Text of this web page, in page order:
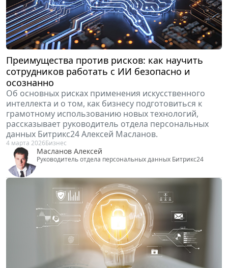
Преимущества против рисков: как научить
сотрудников работать с ИИ безопасно и
осознанно
Об основных рисках применения искусственного
интеллекта и о том, как бизнесу подготовиться к
грамотному использованию новых технологий,
рассказывает руководитель отдела персональных
данных Битрикс24 Алексей Масланов.
4 марта 2026Бизнес
Масланов Алексей
Руководитель отдела персональных данных Битрикс24